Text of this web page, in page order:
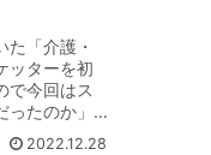
た「介護・
ッターを初
で今回はス
たのか」
いてお話し...
2022.12.28